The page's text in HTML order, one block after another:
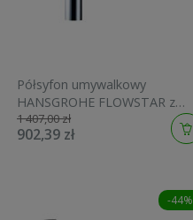
Półsyfon umywalkowy
HANSGROHE FLOWSTAR z
osłonami i zaworami, chrom
52120000
1 407,00 zł
902,39 zł
-44%